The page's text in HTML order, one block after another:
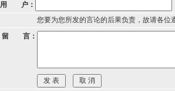
用 户：
您要为您所发的言论的后果负责，故请各位
留 言：